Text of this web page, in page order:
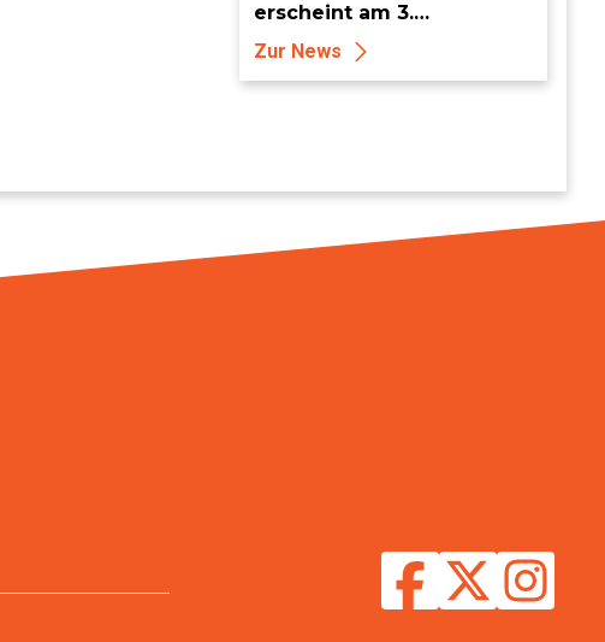
erscheint am 3.
September für PS5, Xbox
Series, Nintendo Switch 2
Zur News